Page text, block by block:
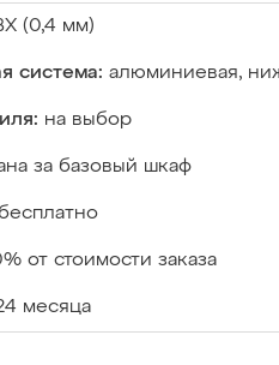
(0,4 мм)
система: алюминиевая,
на выбор
за базовый шкаф
от стоимости заказа
месяца